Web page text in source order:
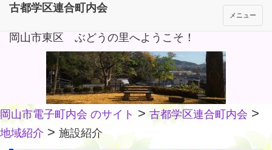
岡山市東区 ぶどうの里へようこそ！
メニュー
古都学区連合町内会
岡山市電子町内会 のサイト >古都学区連合町内会 >
地域紹介 > 施設紹介